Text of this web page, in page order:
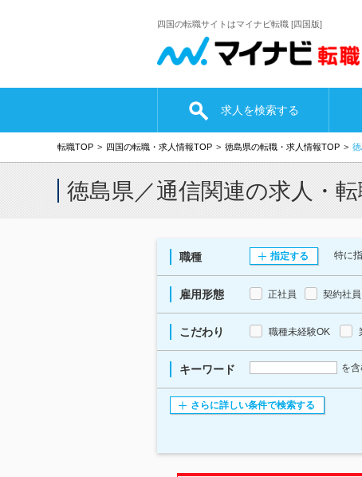
四国の転職サイトはマイナビ転職 [四国版]
求人を検索する
転職TOP 四国の転職・求人情報TOP 徳島県の転職・求人情報TOP
徳島県／通信関連の求人・
職種 指定する 特に
雇用形態 正社員 契約社員
こだわり 職種未経験OK
キーワード を
さらに詳しい条件で検索する